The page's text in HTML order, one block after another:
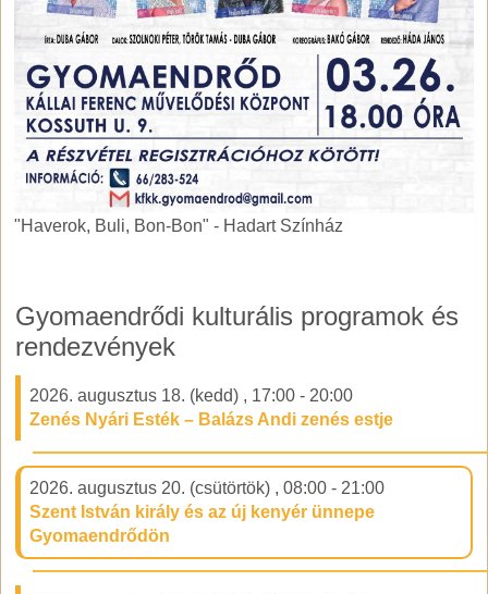
"Haverok, Buli, Bon-Bon" - Hadart Színház
"Haverok, Buli, Bon-Bon" - Hadart Színház
Gyomaendrődi kulturális programok és
rendezvények
2026. augusztus 18. (kedd) , 17:00 - 20:00
Zenés Nyári Esték – Balázs Andi zenés estje
2026. augusztus 20. (csütörtök) , 08:00 - 21:00
Szent István király és az új kenyér ünnepe
Gyomaendrődön